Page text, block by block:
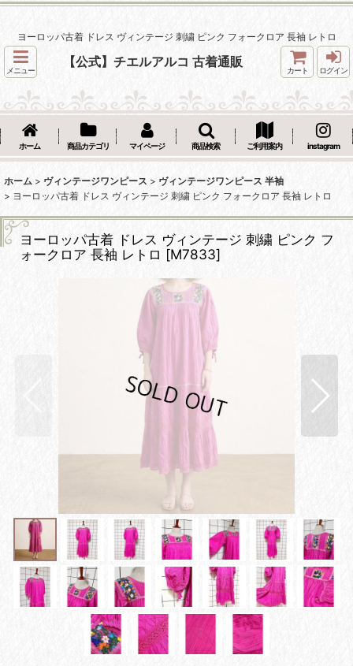
ヨーロッパ古着 ドレス ヴィンテージ 刺繍 ピンク フォークロア 長袖 レトロ
メニュー
【公式】チエルアルコ 古着通販
カート ログイン
ホーム 商品カテゴリ マイページ 商品検索 ご利用案内 instagram
ホーム > ヴィンテージワンピース > ヴィンテージワンピース 半袖
> ヨーロッパ古着 ドレス ヴィンテージ 刺繍 ピンク フォークロア 長袖 レトロ
ヨーロッパ古着 ドレス ヴィンテージ 刺繍 ピンク フ
ォークロア 長袖 レトロ [M7833]